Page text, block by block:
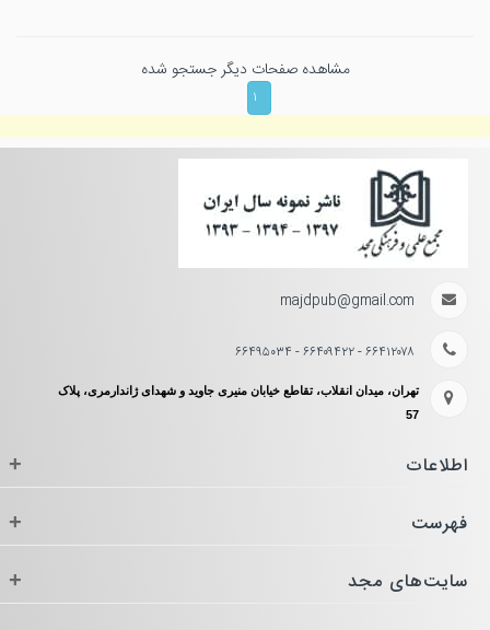
مشاهده صفحات دیگر جستجو شده
۱
majdpub@gmail.com
۶۶۴۱۲۰۷۸ - ۶۶۴۰۹۴۲۲ - ۶۶۴۹۵۰۳۴
تهران، میدان انقلاب، تقاطع خیابان منیری جاوید و شهدای ژاندارمری، پلاک
57
اطلاعات +
فهرست +
سایت‌های مجد +